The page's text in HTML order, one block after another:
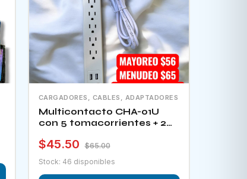
CARGADORES, CABLES, ADAPTADORES
Multicontacto CHA-01U
con 5 tomacorrientes + 2
$45.50
$65.00
Stock: 46 disponibles